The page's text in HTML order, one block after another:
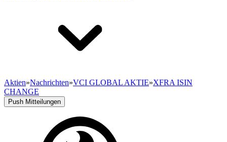
Aktien»Nachrichten»VCI GLOBAL AKTIE»XFRA ISIN
CHANGE
Push Mitteilungen